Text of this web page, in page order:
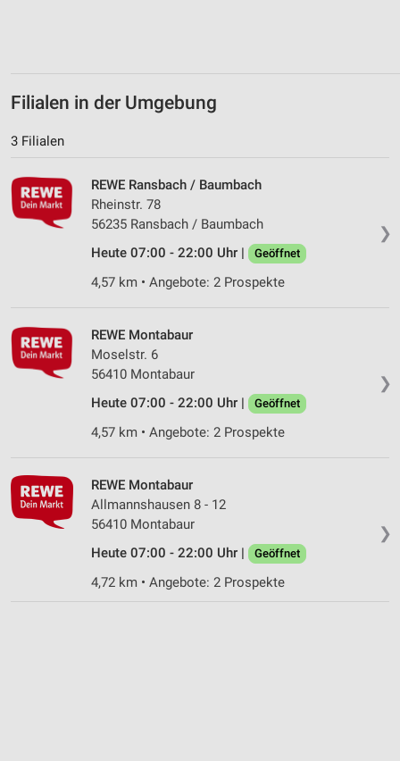
Filialen in der Umgebung
3 Filialen
❯
REWE Ransbach / Baumbach
Rheinstr. 78
56235 Ransbach / Baumbach
Heute 07:00 - 22:00 Uhr |
Geöffnet
4,57 km • Angebote: 2 Prospekte
❯
REWE Montabaur
Moselstr. 6
56410 Montabaur
Heute 07:00 - 22:00 Uhr |
Geöffnet
4,57 km • Angebote: 2 Prospekte
❯
REWE Montabaur
Allmannshausen 8 - 12
56410 Montabaur
Heute 07:00 - 22:00 Uhr |
Geöffnet
4,72 km • Angebote: 2 Prospekte
Messung der Performance von Inhalten
Analyse von Zielgruppen durch Statistiken oder
Entwicklung und Verbesserung der Angebote
Verwendung reduzierter Daten zur Auswahl von
IAB-Besonderheiten:
Geräte anhand von aktiv angeforderten
Informationen identifizieren
Nicht-IAB-Verarbeitungszwecke:
Funktional